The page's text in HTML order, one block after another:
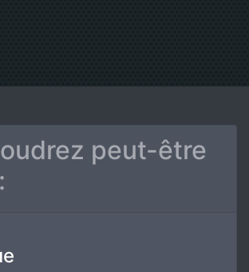
peut-être